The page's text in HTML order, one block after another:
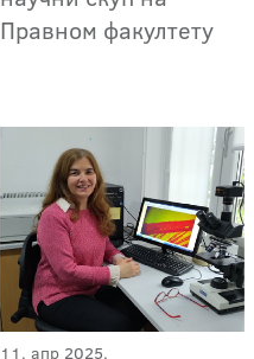
Правном факултету
11. апр 2025.